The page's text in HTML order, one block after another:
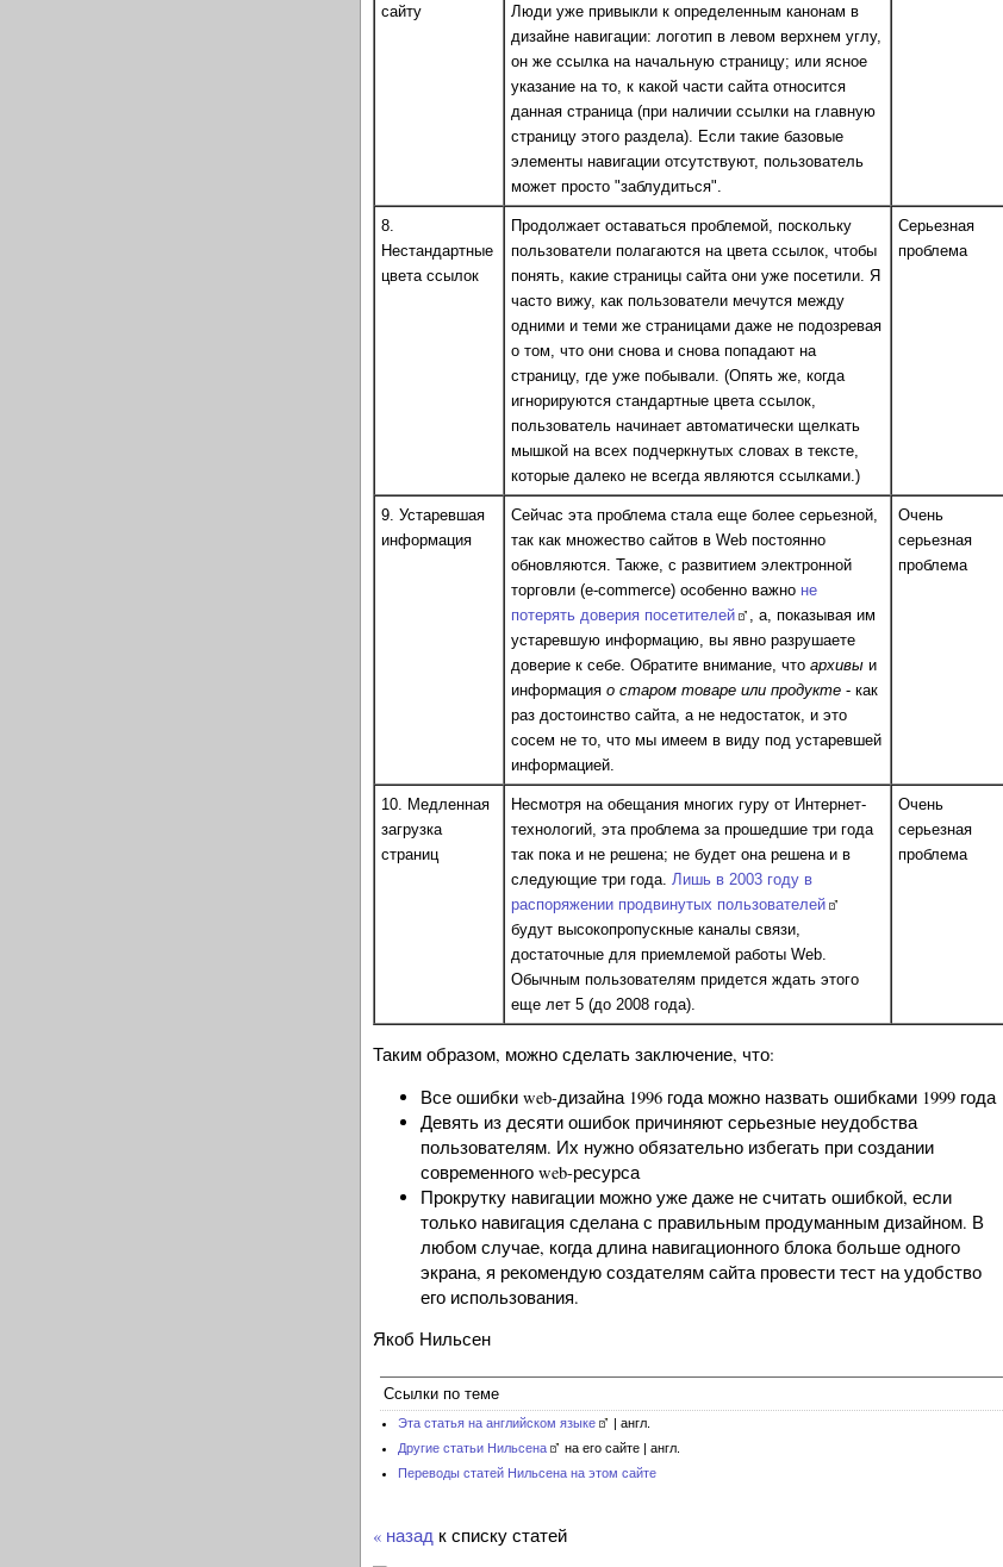
сайту
Люди уже привыкли к определенным канонам в
дизайне навигации: логотип в левом верхнем углу,
он же ссылка на начальную страницу; или ясное
указание на то, к какой части сайта относится
данная страница (при наличии ссылки на главную
страницу этого раздела). Если такие базовые
элементы навигации отсутствуют, пользователь
может просто "заблудиться".
8.
Нестандартные
цвета ссылок
Продолжает оставаться проблемой, поскольку
пользователи полагаются на цвета ссылок, чтобы
понять, какие страницы сайта они уже посетили. Я
часто вижу, как пользователи мечутся между
одними и теми же страницами даже не подозревая
о том, что они снова и снова попадают на
страницу, где уже побывали. (Опять же, когда
игнорируются стандартные цвета ссылок,
пользователь начинает автоматически щелкать
мышкой на всех подчеркнутых словах в тексте,
которые далеко не всегда являются ссылками.)
Серьезная
проблема
9. Устаревшая
информация
Сейчас эта проблема стала еще более серьезной,
так как множество сайтов в Web постоянно
обновляются. Также, с развитием электронной
торговли (e-commerce) особенно важно не
потерять доверия посетителей
, а, показывая им
устаревшую информацию, вы явно разрушаете
доверие к себе. Обратите внимание, что архивы и
информация о старом товаре или продукте - как
раз достоинство сайта, а не недостаток, и это
сосем не то, что мы имеем в виду под устаревшей
информацией.
Очень
серьезная
проблема
10. Медленная
загрузка
страниц
Несмотря на обещания многих гуру от Интернет-
технологий, эта проблема за прошедшие три года
так пока и не решена; не будет она решена и в
следующие три года. Лишь в 2003 году в
распоряжении продвинутых пользователей
будут высокопропускные каналы связи,
достаточные для приемлемой работы Web.
Обычным пользователям придется ждать этого
еще лет 5 (до 2008 года).
Очень
серьезная
проблема
Таким образом, можно сделать заключение, что:
Все ошибки web-дизайна 1996 года можно назвать ошибками 1999 года
Девять из десяти ошибок причиняют серьезные неудобства
пользователям. Их нужно обязательно избегать при создании
современного web-ресурса
Прокрутку навигации можно уже даже не считать ошибкой, если
только навигация сделана с правильным продуманным дизайном. В
любом случае, когда длина навигационного блока больше одного
экрана, я рекомендую создателям сайта провести тест на удобство
его использования.
Якоб Нильсен
Ссылки по теме
Эта статья на английском языке
| англ.
Другие статьи Нильсена
на его сайте | англ.
Переводы статей Нильсена на этом сайте
« назад к списку статей